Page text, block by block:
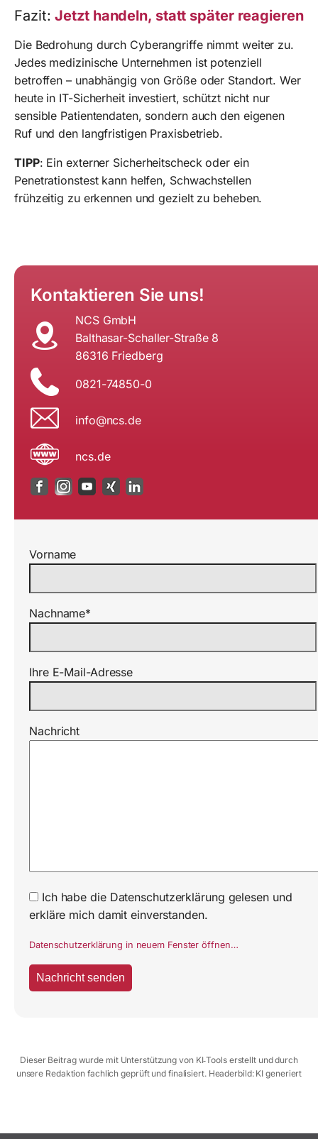
Fazit:Jetzt handeln, statt später reagieren
Die Bedrohung durch Cyberangriffe nimmt weiter zu.
Jedes medizinische Unternehmen ist potenziell
betroffen – unabhängig von Größe oder Standort. Wer
heute in IT-Sicherheit investiert, schützt nicht nur
sensible Patientendaten, sondern auch den eigenen
Ruf und den langfristigen Praxisbetrieb.
TIPP: Ein externer Sicherheitscheck oder ein
Penetrationstest kann helfen, Schwachstellen
frühzeitig zu erkennen und gezielt zu beheben.
Kontaktieren Sie uns!
NCS GmbH
Balthasar-Schaller-Straße 8
86316 Friedberg
0821-74850-0
ed.sc
n@ofn
i
ncs.de
Vorname
Nachname*
Ihre E-Mail-Adresse
Nachricht
Ich habe die Datenschutzerklärung gelesen und
erkläre mich damit einverstanden.
Datenschutzerklärung in neuem Fenster öffnen…
Dieser Beitrag wurde mit Unterstützung von KI‑Tools erstellt und durch
unsere Redaktion fachlich geprüft und finalisiert. Headerbild: KI generiert